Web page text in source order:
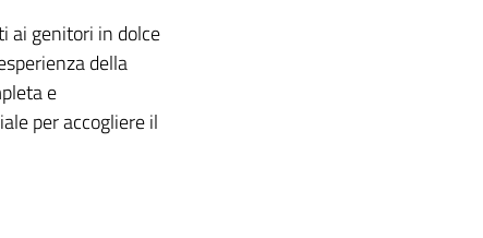
ai genitori in dolce
della
e
per accogliere il